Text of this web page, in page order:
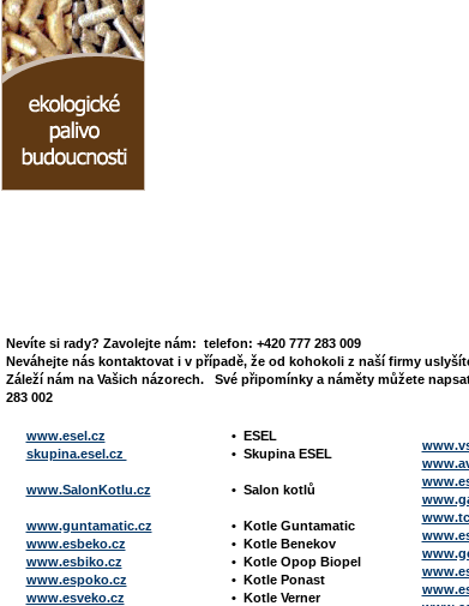
Nevíte si rady? Zavolejte nám: telefon: +420 777 283 009
Neváhejte nás kontaktovat i v případě, že od kohokoli z naší firmy
Záleží nám na Vašich názorech. Své připomínky a náměty můžete
283 002
www.esel.cz
skupina.esel.cz
www.SalonKotlu.cz
www.guntamatic.cz
www.esbeko.cz
www.esbiko.cz
www.espoko.cz
www.esveko.cz
• ESEL
• Skupina ESEL
• Salon kotlů
• Kotle Guntamatic
• Kotle Benekov
• Kotle Opop Biopel
• Kotle Ponast
• Kotle Verner